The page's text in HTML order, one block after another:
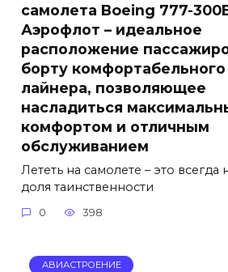
самолета Boeing 777-
Аэрофлот – идеальное
расположение
борту комфортабельного
лайнера, позволяющее
насладиться
комфортом и отличным
обслуживанием
Лететь на самолете – это всегда
доля таинственности
0 398
АВИАСТРОЕНИЕ